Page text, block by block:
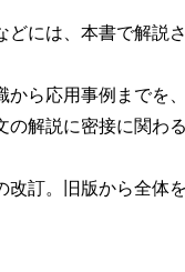
どには、本書で解説
から応用事例までを
の解説に密接に関わ
改訂。旧版から全体